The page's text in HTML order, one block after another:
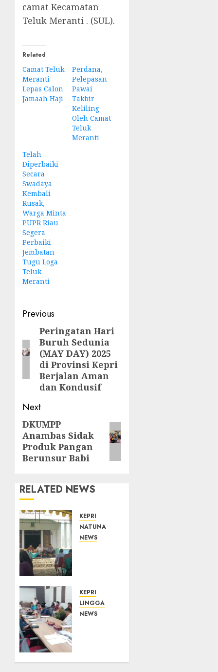
camat Kecamatan
Teluk Meranti . (SUL).
Related
Camat Teluk
Meranti
Lepas Calon
Jamaah Haji
Perdana,
Pelepasan
Pawai
Takbir
Keliling
Oleh Camat
Teluk
Meranti
Telah
Diperbaiki
Secara
Swadaya
Kembali
Rusak,
Warga Minta
PUPR Riau
Segera
Perbaiki
Jembatan
Tugu Loga
Teluk
Meranti
Post
navigation
Previous
Previous
post:
Peringatan Hari
Buruh Sedunia
(MAY DAY) 2025
di Provinsi Kepri
Berjalan Aman
dan Kondusif
Next
Next
post:
DKUMPP
Anambas Sidak
Produk Pangan
Berunsur Babi
RELATED NEWS
KEPRI
NATUNA
NEWS
Kepri
Terima
Aspirasi
KEPRI
LINGGA
NEWS